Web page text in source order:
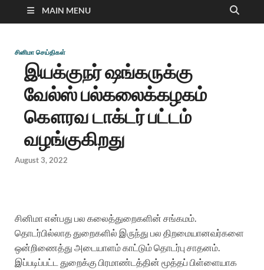
MAIN MENU
சினிமா செய்திகள்
இயக்குநர் ஷங்கருக்கு
வேல்ஸ் பல்கலைக்கழகம்
கௌரவ டாக்டர் பட்டம்
வழங்குகிறது
August 3, 2022
சினிமா என்பது பல கலைத்துறைகளின் சங்கமம்.
தொடர்பில்லாத துறைகளில் இருந்து பல திறமையானவர்களை
ஒன்றிணைத்து அடையாளம் காட்டும் தொடர்பு சாதனம்.
இப்படிப்பட்ட துறைக்கு பிரமாண்டத்தின் மூத்தப் பிள்ளையாக